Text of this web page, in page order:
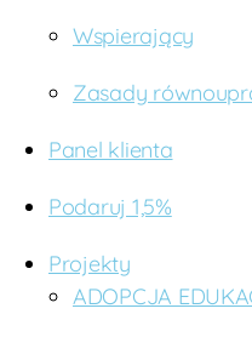
Wspierający
Zasady
Panel klienta
Podaruj 1,5%
Projekty
ADOPCJA